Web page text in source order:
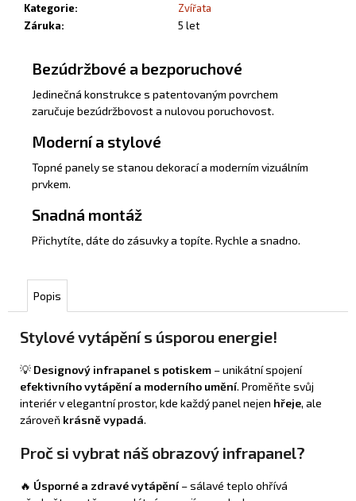
Kategorie:
Zvířata
Záruka: 5 let
Bezúdržbové a bezporuchové
Jedinečná konstrukce s patentovaným povrchem
zaručuje bezúdržbovost a nulovou poruchovost.
Moderní a stylové
Topné panely se stanou dekorací a moderním vizuálním
prvkem.
Snadná montáž
Přichytíte, dáte do zásuvky a topíte. Rychle a snadno.
Popis
Stylové vytápění s úsporou energie!
💡 Designový infrapanel s potiskem – unikátní spojení
efektivního vytápění a moderního umění. Proměňte svůj
interiér v elegantní prostor, kde každý panel nejen hřeje, ale
zároveň krásně vypadá.
Proč si vybrat náš obrazový infrapanel?
🔥 Úsporné a zdravé vytápění – sálavé teplo ohřívá